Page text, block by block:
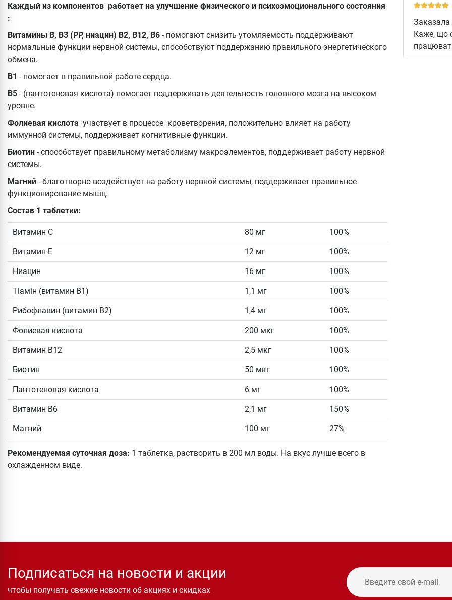
Каждый из компонентов работает на улучшение физического и психоэмоционального состояния
:
Витамины B, B3 (PP, ниацин) B2, B12, B6 - помогают снизить утомляемость поддерживают
нормальные функции нервной системы, способствуют поддержанию правильного энергетического
обмена.
B1 - помогает в правильной работе сердца.
B5 - (пантотеновая кислота) помогает поддерживать деятельность головного мозга на высоком
уровне.
Фолиевая кислота участвует в процессе кроветворения, положительно влияет на работу
иммунной системы, поддерживает когнитивные функции.
Биотин - способствует правильному метаболизму макроэлементов, поддерживает работу нервной
системы.
Магний - благотворно воздействует на работу нервной системы, поддерживает правильное
функционирование мышц.
Состав 1 таблетки:
Витамин С 80 мг 100%
Витамин Е 12 мг 100%
Ниацин 16 мг 100%
Тіамін (витамин В1) 1,1 мг 100%
Рибофлавин (витамин В2) 1,4 мг 100%
Фолиевая кислота 200 мкг 100%
Витамин B12 2,5 мкг 100%
Биотин 50 мкг 100%
Пантотеновая кислота 6 мг 100%
Витамин B6 2,1 мг 150%
Магний 100 мг 27%
Рекомендуемая суточная доза: 1 таблетка, растворить в 200 мл воды. На вкус лучше всего в
охлажденном виде.
Заказала
Каже, що
Подписаться на новости и акции
чтобы получать свежие новости об акциях и скидках